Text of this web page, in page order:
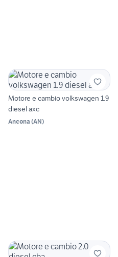
Motore e cambio volkswagen 1.9
diesel axc
Ancona (AN)